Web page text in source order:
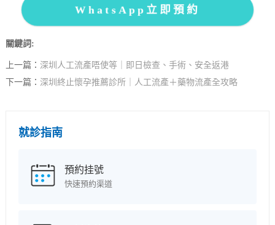
WhatsApp立即預約
關鍵詞:
上一篇： 深圳人工流產唔使等｜即日檢查、手術、安全返港
下一篇： 深圳終止懷孕推薦診所｜人工流產＋藥物流產全攻略
就診指南
預約挂號
快速預約渠道